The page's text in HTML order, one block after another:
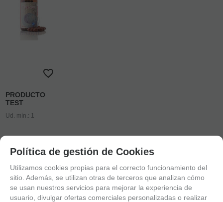
PRODUCTO
TEST
Ud. mín.: 1
10.00%IVA
-
Política de gestión de Cookies
Utilizamos cookies propias para el correcto funcionamiento del
sitio. Además, se utilizan otras de terceros que analizan cómo
se usan nuestros servicios para mejorar la experiencia de
usuario, divulgar ofertas comerciales personalizadas o realizar